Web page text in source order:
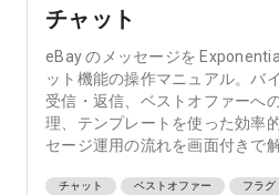
チャット
eBay のメッセージを
ット機能の操作マニュアル。バ
受信・返信、ベストオファーへ
理、テンプレートを使った効率
セージ運用の流れを画面付きで
チャット ベストオファー フラグ